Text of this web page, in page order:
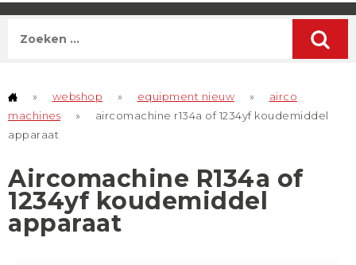
» webshop » equipment nieuw »
airco
machines
»
aircomachine r134a of 1234yf koudemiddel
apparaat
Aircomachine R134a of
1234yf koudemiddel
apparaat